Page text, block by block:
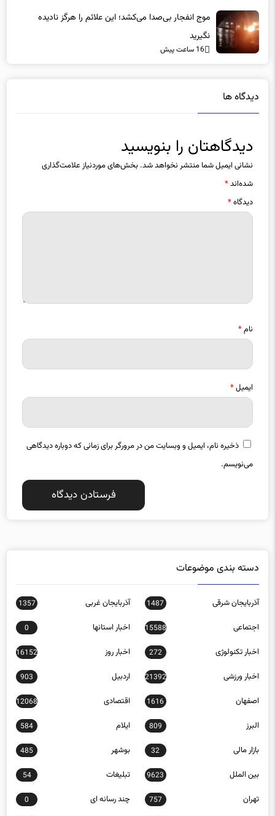
موج انفجار بی‌صدا می‌کشد؛ این علائم را هرگز نادیده
نگیرید
16 ساعت پیش
دیدگاه ها
دیدگاهتان را بنویسید
نشانی ایمیل شما منتشر نخواهد شد. بخش‌های موردنیاز علامت‌گذاری
شده‌اند*
دیدگاه*
نام*
ایمیل*
ذخیره نام، ایمیل و وبسایت من در مرورگر برای زمانی که دوباره دیدگاهی
می‌نویسم.
دسته بندی موضوعات
آذربایجان شرقی 1487 آذربایجان غربی 1357
اجتماعی 15588 اخبار استانها 0
اخبار تکنولوژی 272 اخبار روز 16152
اخبار ورزشی 21392 اردبیل 903
اصفهان 1616 اقتصادی 12068
البرز 809 ایلام 584
بازار مالی 32 بوشهر 485
بین الملل 9623 تبلیغات 54
تهران 757 چند رسانه ای 0